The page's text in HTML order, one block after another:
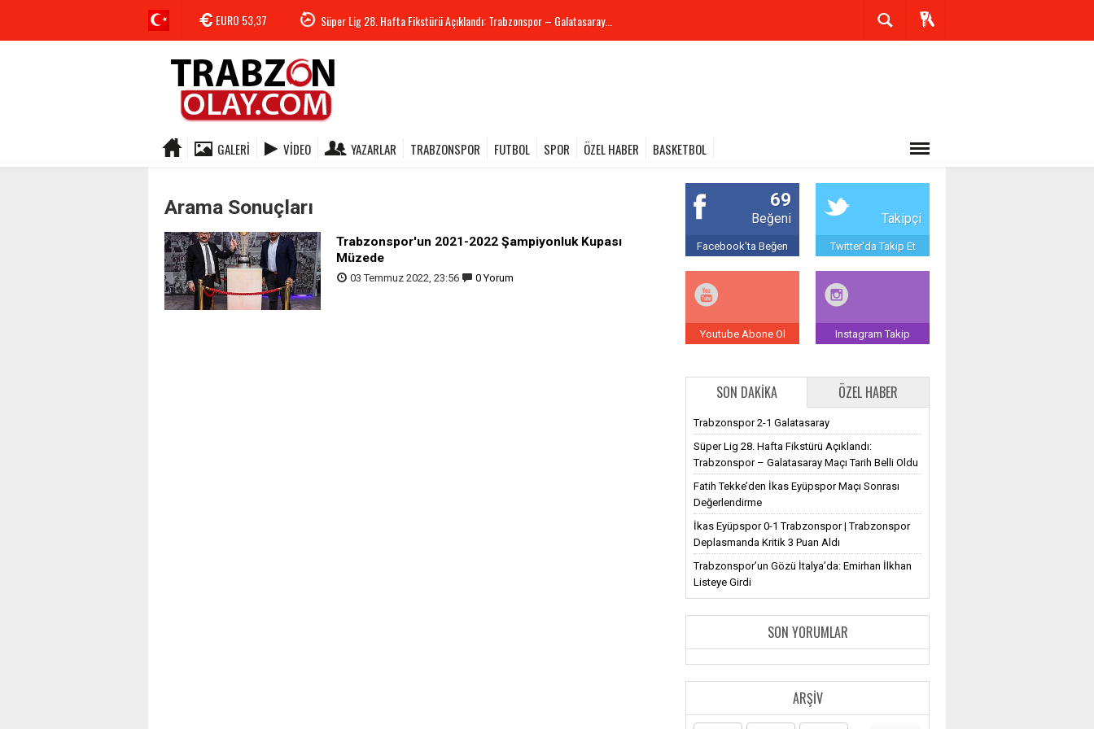
EURO53,37 Süper Lig 28. Hafta Fikstürü Açıklandı: Trabzonspor – Galatasaray...
GALERI VIDEO YAZARLAR TRABZONSPOR FUTBOL SPOR ÖZEL HABER BASKETBOL
Arama Sonuçları
Trabzonspor'un 2021-2022 Şampiyonluk Kupası
Müzede
03 Temmuz 2022, 23:56 0 Yorum
69
Beğeni
Facebook'ta Beğen
Takipçi
Twitter'da Takip Et
Youtube Abone Ol Instagram Takip
SON DAKIKA ÖZEL HABER
Trabzonspor 2-1 Galatasaray
Süper Lig 28. Hafta Fikstürü Açıklandı:
Trabzonspor – Galatasaray Maçı Tarih Belli Oldu
Fatih Tekke’den İkas Eyüpspor Maçı Sonrası
Değerlendirme
İkas Eyüpspor 0-1 Trabzonspor | Trabzonspor
Deplasmanda Kritik 3 Puan Aldı
Trabzonspor’un Gözü İtalya’da: Emirhan İlkhan
Listeye Girdi
SON YORUMLAR
ARŞIV